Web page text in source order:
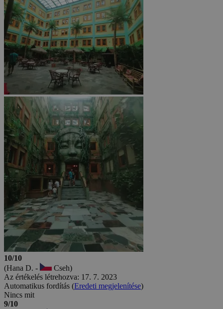
10/10
(Hana D. -
Cseh)
Az értékelés létrehozva: 17. 7. 2023
Automatikus fordítás (Eredeti megjelenítése)
Nincs mit
9/10